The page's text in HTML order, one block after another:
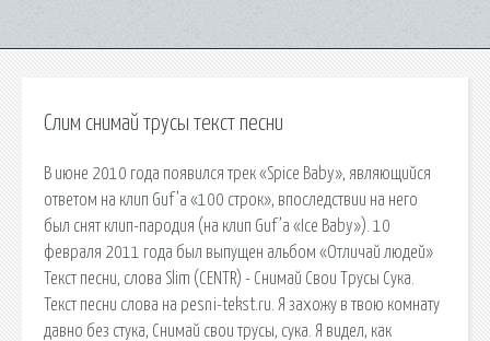
Слим снимай трусы текст песни
В июне 2010 года появился трек «Spice Baby», являющийся
ответом на клип Guf’а «100 строк», впоследствии на него
был снят клип-пародия (на клип Guf’а «Ice Baby»). 10
февраля 2011 года был выпущен альбом «Отличай людей»
Текст песни, слова Slim (CENTR) - Снимай Свои Трусы Сука.
Текст песни слова на pesni-tekst.ru. Я захожу в твою комнату
давно без стука, Снимай свои трусы, сука. Я видел, как